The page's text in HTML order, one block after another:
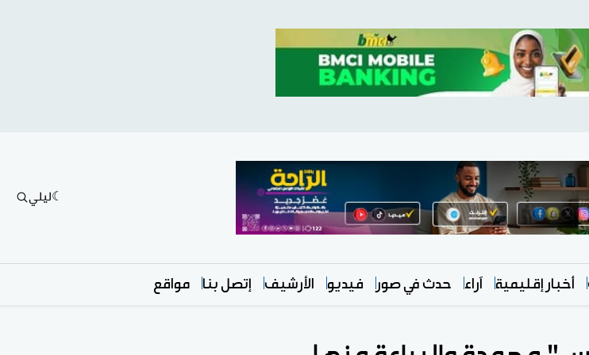
ليلي
أخبار إقليمية آراء حدث في صور فيديو الأرشيف إتصل بنا مواقع